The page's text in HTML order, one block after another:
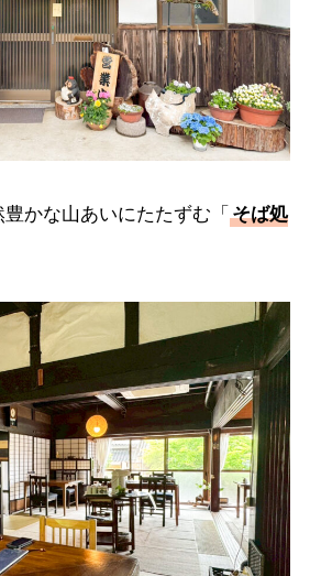
かな山あいにたたずむ「 そば処